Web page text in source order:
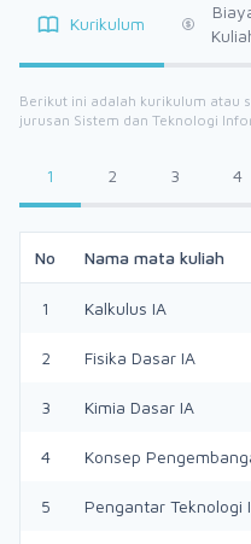
Kurikulum
Berikut ini adalah kurikulum atau
jurusan Sistem dan Teknologi
1 2 3 4
No Nama mata kuliah
1 Kalkulus IA
2 Fisika Dasar IA
3 Kimia Dasar IA
4 Konsep
5 Pengantar Teknologi